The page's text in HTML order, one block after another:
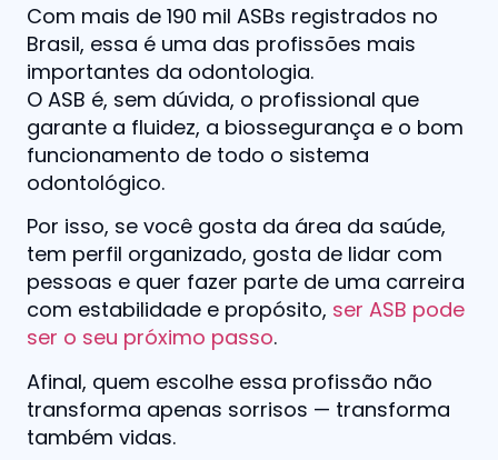
Com mais de 190 mil ASBs registrados no
Brasil, essa é uma das profissões mais
importantes da odontologia.
O ASB é, sem dúvida, o profissional que
garante a fluidez, a biossegurança e o bom
funcionamento de todo o sistema
odontológico.
Por isso, se você gosta da área da saúde,
tem perfil organizado, gosta de lidar com
pessoas e quer fazer parte de uma carreira
com estabilidade e propósito, ser ASB pode
ser o seu próximo passo.
Afinal, quem escolhe essa profissão não
transforma apenas sorrisos — transforma
também vidas.